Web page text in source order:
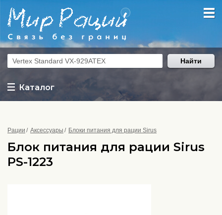
Каталог
Найти
Рации Аксессуары Блоки питания для рации Sirus
Блок питания для рации Sirus
PS-1223